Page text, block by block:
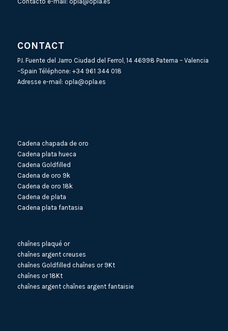
CONTACT
P.I. Fuente del Jarro Ciudad del Ferrol, 14 46998 Paterna – Valencia
–Spain Téléphone: +34 961 344 018
Adresse e-mail: opla@opla.es
Cadena chapada de oro
Cadena plata hueca
Cadena Goldfilled
Cadena de oro 9k
Cadena de oro 18k
Cadena de plata
Cadena plata fantasia
chaînes plaqué or
chaînes argent creuses
chaînes Goldfilled chaînes or 9Kt
chaînes or 18Kt
chaînes argent chaînes argent fantaisie